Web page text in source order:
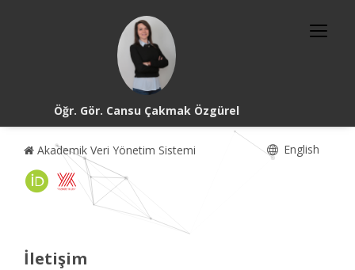
Öğr. Gör. Cansu Çakmak Özgürel
Akademik Veri Yönetim Sistemi English
İletişim